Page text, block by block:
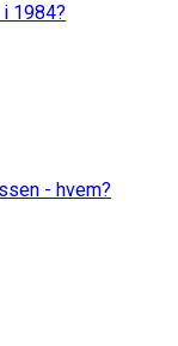
1984?
- hvem?